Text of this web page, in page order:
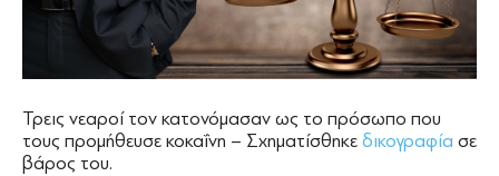
Τρεις νεαροί τον κατονόμασαν ως το πρόσωπο που
τους προμήθευσε κοκαΐνη – Σχηματίσθηκε δικογραφία σε
βάρος του.